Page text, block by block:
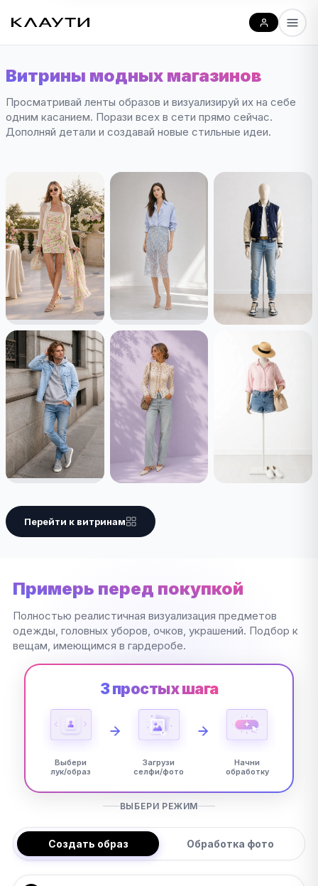
Витрины модных магазинов
Просматривай ленты образов и визуализируй их на себе
одним касанием. Порази всех в сети прямо сейчас.
Дополняй детали и создавай новые стильные идеи.
Перейти к витринам
Примерь перед покупкой
Полностью реалистичная визуализация предметов
одежды, головных уборов, очков, украшений. Подбор к
вещам, имеющимся в гардеробе.
3 простых шага
Выбери
лук/образ
Загрузи
селфи/фото
Начни
обработку
ВЫБЕРИ РЕЖИМ
Создать образ Обработка фото